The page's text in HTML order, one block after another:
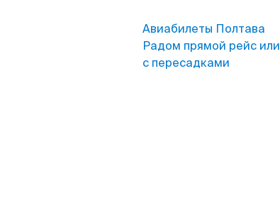
Авиабилеты Полтава
Радом прямой рейс или
с пересадками